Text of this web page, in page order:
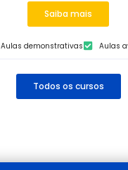
Saiba mais
Aulas demonstrativas Aulas
Todos os cursos